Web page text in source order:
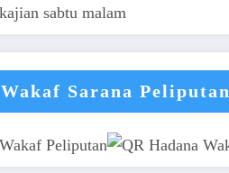
Wakaf Sarana Peliputan